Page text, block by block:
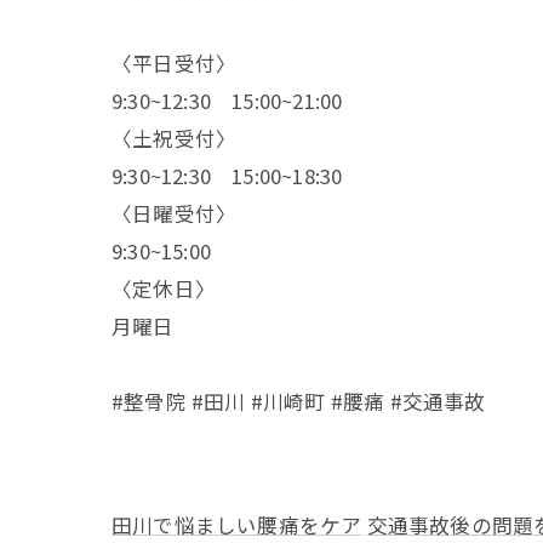
〈平日受付〉
9:30~12:30 15:00~21:00
〈土祝受付〉
9:30~12:30 15:00~18:30
〈日曜受付〉
9:30~15:00
〈定休日〉
月曜日
#整骨院 #田川 #川崎町 #腰痛 #交通事故
田川で悩ましい腰痛をケア 交通事故後の問題